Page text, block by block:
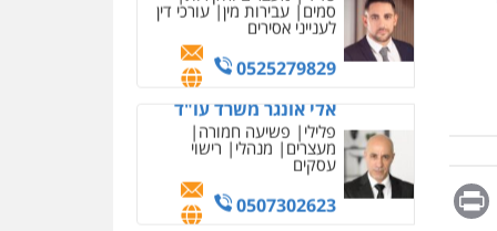
Message
Print
0525279829
אלי אונגר משרד עו"ד
פלילי פשיעה חמורה
רישוי
עסקים
0507302623
לוי מלאך דדון – משרד
עו"ד
מחיקת כתבות מגוגל
ודחיקת אזכורים שליליים
שירותים מקצועיים לעורכי
דין
0522508109
אחסון אתרים
מהירות
תמיכה שירותים מקצועיים
לעורכי דין